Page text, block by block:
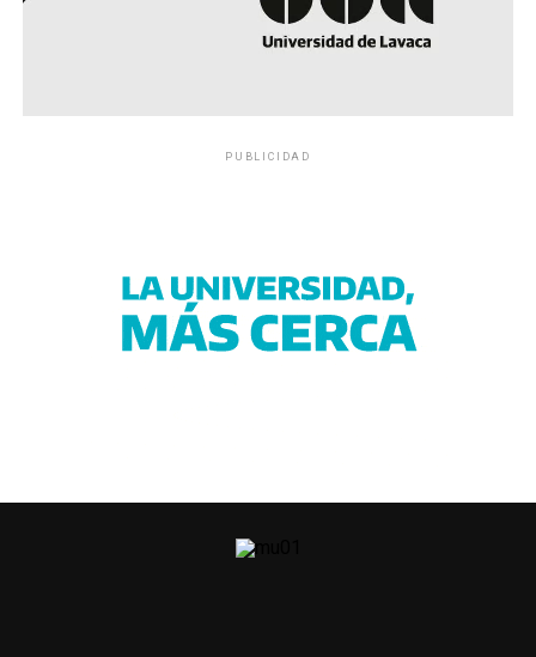
PUBLICIDAD